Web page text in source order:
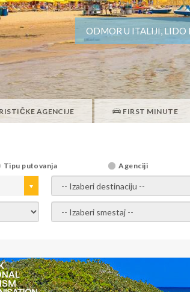
ODMOR U ITALIJI, LIDO
AGENCIJE FIRST MINUTE
Tipu putovanja Agenciji
- izaberi destinaciju -
- Izaberite smestaj -